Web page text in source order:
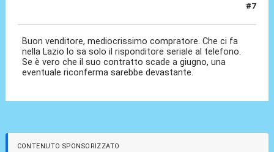
#7
Buon venditore, mediocrissimo compratore. Che ci fa
nella Lazio lo sa solo il risponditore seriale al telefono.
Se è vero che il suo contratto scade a giugno, una
eventuale riconferma sarebbe devastante.
CONTENUTO SPONSORIZZATO